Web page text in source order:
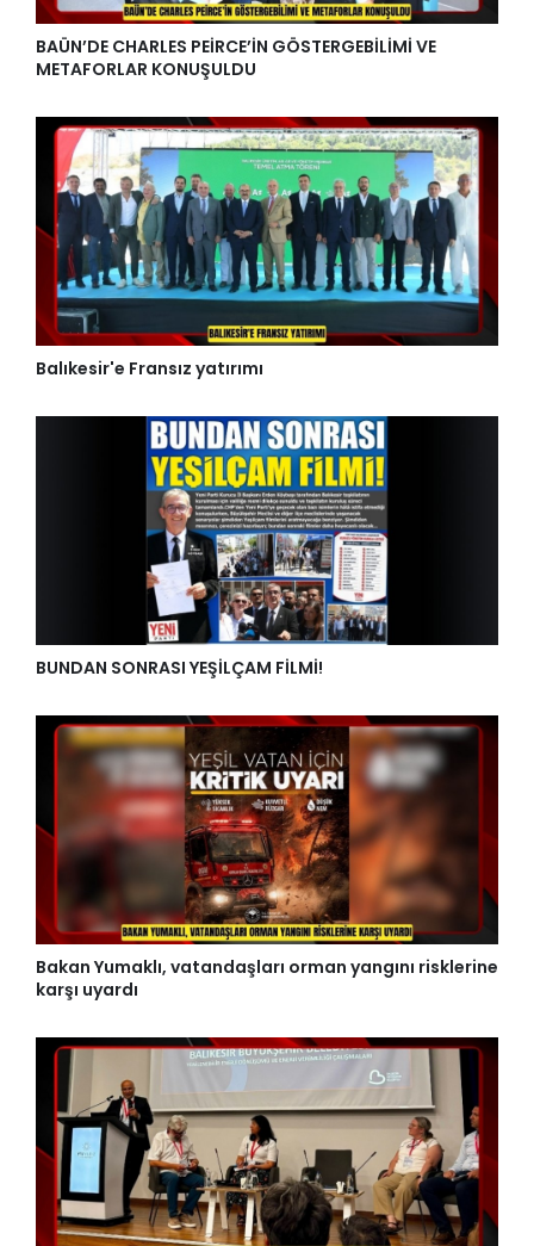
BAÜN’DE CHARLES PEİRCE’İN GÖSTERGEBİLİMİ VE
METAFORLAR KONUŞULDU
Balıkesir'e Fransız yatırımı
BUNDAN SONRASI YEŞİLÇAM FİLMİ!
Bakan Yumaklı, vatandaşları orman yangını risklerine
karşı uyardı